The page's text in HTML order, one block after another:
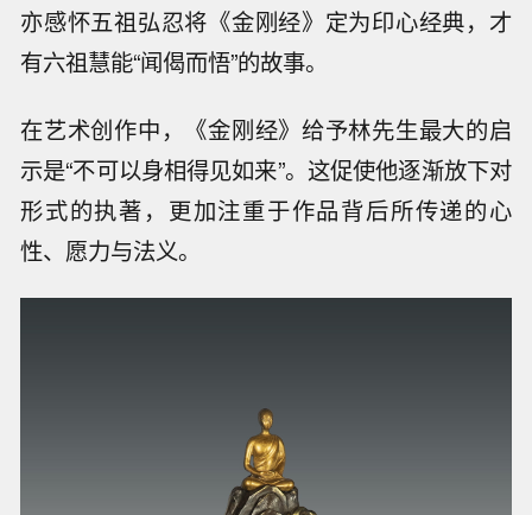
亦感怀五祖弘忍将《金刚经》定为印心经典，才
有六祖慧能“闻偈而悟”的故事。
在艺术创作中，《金刚经》给予林先生最大的启
示是“不可以身相得见如来”。这促使他逐渐放下对
形式的执著，更加注重于作品背后所传递的心
性、愿力与法义。